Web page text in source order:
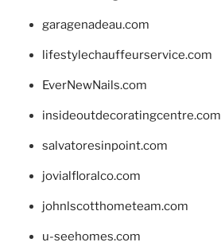
garagenadeau.com
lifestylechauffeurservice.com
EverNewNails.com
insideoutdecoratingcentre.com
salvatoresinpoint.com
jovialfloralco.com
johnlscotthometeam.com
u-seehomes.com